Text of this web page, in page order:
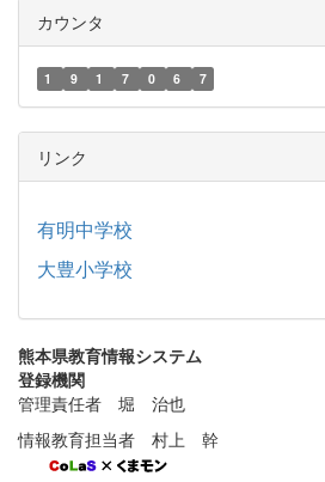
カウンタ
1 9 1 7 0 6 7
リンク
有明中学校
大豊小学校
熊本県教育情報システム
登録機関
管理責任者 堀 治也
情報教育担当者 村上 幹